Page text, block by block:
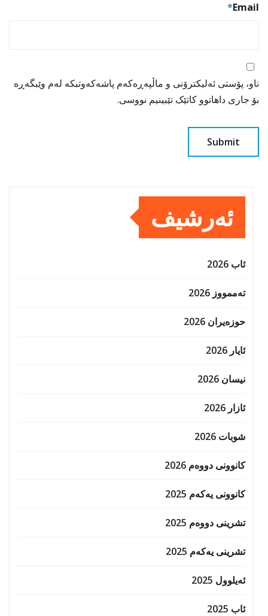
Email
*
ناو، پۆستی ئەلیکترۆنی و ماڵپەڕەکەم پاشەکەوتبکە لەم وێبگەڕە
بۆ جاری داهاتوو کاتێک تێبینیم نووسی.
ئەرشیف
ئاب 2026
تەممووز 2026
حوزه‌یران 2026
ئایار 2026
نیسان 2026
ئازار 2026
شوبات 2026
کانوونی دووەم 2026
کانوونی یەکەم 2025
تشرینی دووەم 2025
تشرینی یەکەم 2025
ئەیلوول 2025
ئاب 2025